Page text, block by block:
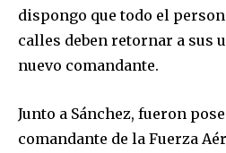
dispongo que todo el
calles deben retornar a sus
nuevo comandante.
Junto a Sánchez, fueron
comandante de la Fuerza